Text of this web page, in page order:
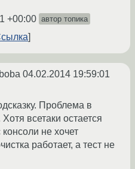
+00:00 автор топика
04.02.2014 19:59:01
Проблема в
всетаки остается
не хочет
работает, а тест не